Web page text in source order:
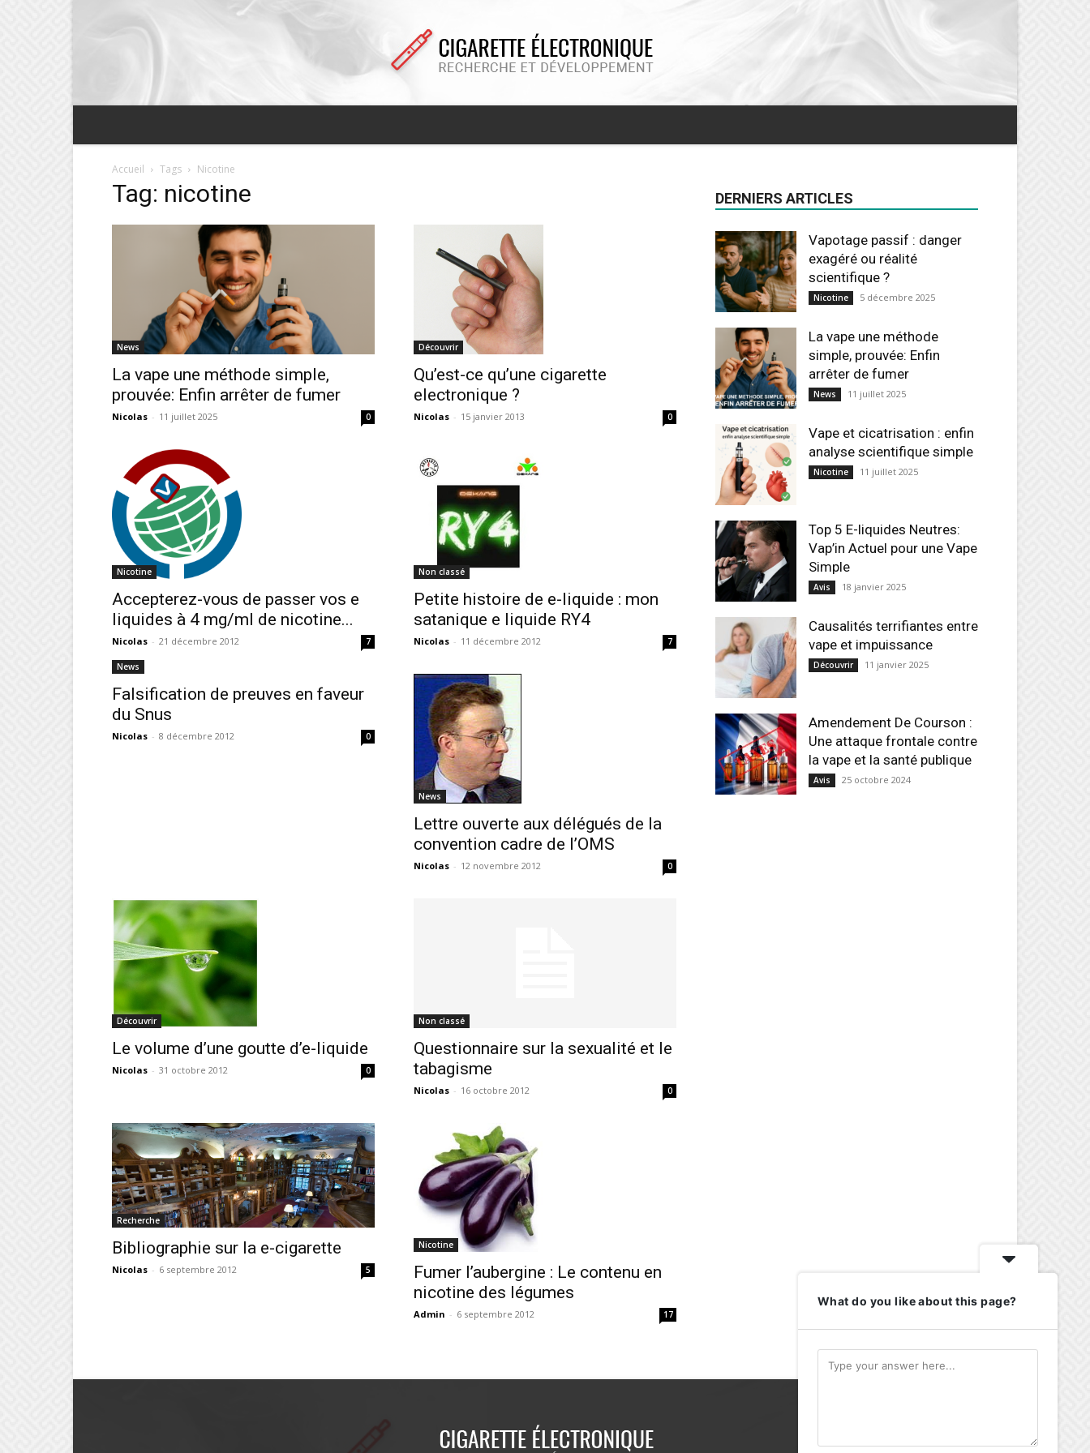
Cigarette
Accueil Tags Nicotine
Tag: nicotine
News
La vape une méthode simple,
prouvée: Enfin arrêter de fumer
Nicolas - 11 juillet 2025 0
Découvrir
Qu’est-ce qu’une cigarette
electronique ?
Nicolas - 15 janvier 2013 0
Nicotine
Accepterez-vous de passer vos e
liquides à 4 mg/ml de nicotine...
Nicolas - 21 décembre 2012 7
Non classé
Petite histoire de e-liquide : mon
satanique e liquide RY4
Nicolas - 11 décembre 2012 7
News
Falsification de preuves en faveur
du Snus
Nicolas - 8 décembre 2012 0
News
Lettre ouverte aux délégués de la
convention cadre de l’OMS
Nicolas - 12 novembre 2012 0
Découvrir
Le volume d’une goutte d’e-liquide
Nicolas - 31 octobre 2012 0
Non classé
Questionnaire sur la sexualité et le
tabagisme
Nicolas - 16 octobre 2012 0
Recherche
Bibliographie sur la e-cigarette
Nicolas - 6 septembre 2012 5
Nicotine
Fumer l’aubergine : Le contenu en
nicotine des légumes
Admin - 6 septembre 2012 17
DERNIERS ARTICLES
Vapotage passif : danger
exagéré ou réalité
scientifique ?
Nicotine 5 décembre 2025
La vape une méthode
simple, prouvée: Enfin
arrêter de fumer
News 11 juillet 2025
Vape et cicatrisation : enfin
analyse scientifique simple
Nicotine 11 juillet 2025
Top 5 E-liquides Neutres:
Vap’in Actuel pour une Vape
Simple
Avis 18 janvier 2025
Causalités terrifiantes entre
vape et impuissance
Découvrir 11 janvier 2025
Amendement De Courson :
Une attaque frontale contre
la vape et la santé publique
Avis 25 octobre 2024
What do you like about this page?